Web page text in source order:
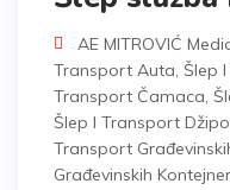
AE MITROVIĆ
Transport Auta, Šlep
Transport Čamaca,
Šlep I Transport
Transport
Građevinskih